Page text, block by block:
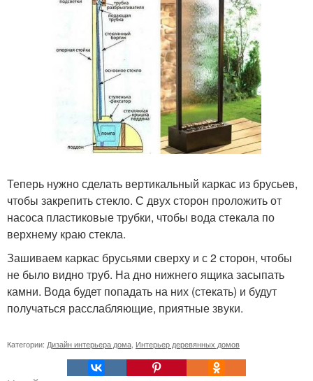
Теперь нужно сделать вертикальный каркас из брусьев,
чтобы закрепить стекло. С двух сторон проложить от
насоса пластиковые трубки, чтобы вода стекала по
верхнему краю стекла.
Зашиваем каркас брусьями сверху и с 2 сторон, чтобы
не было видно труб. На дно нижнего ящика засыпать
камни. Вода будет попадать на них (стекать) и будут
получаться расслабляющие, приятные звуки.
Категории: Дизайн интерьера дома Интерьер деревянных домов